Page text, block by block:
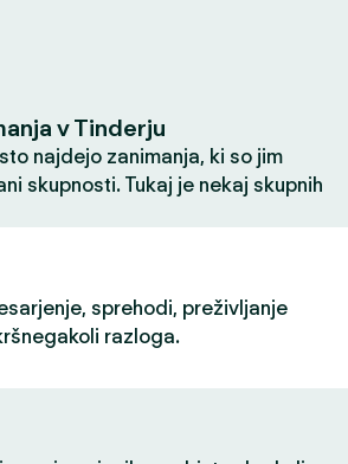
v Tinderju
najdejo zanimanja, ki so jim
skupnosti. Tukaj je nekaj skupnih
sprehodi, preživljanje
razloga.